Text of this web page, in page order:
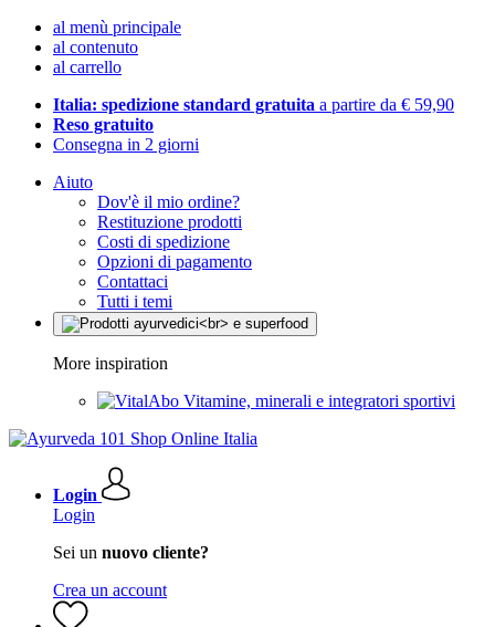
al menù principale
al contenuto
al carrello
Italia: spedizione standard gratuita a partire da € 59,90
Reso gratuito
Consegna in 2 giorni
Aiuto
Dov'è il mio ordine?
Restituzione prodotti
Costi di spedizione
Opzioni di pagamento
Contattaci
Tutti i temi
More inspiration
Vitamine, minerali e integratori sportivi
Login
Login
Sei un nuovo cliente?
Crea un account